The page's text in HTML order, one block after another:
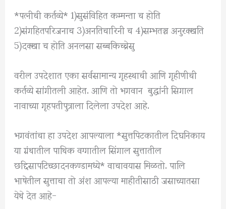
*पत्नीची कर्तव्ये* 1)सुसंविहित कम्मन्ता च होति
2)संगहितपरिजनाच 3)अनतिचारिनी च 4)सम्भतञ्च अनुरक्खति
5)दक्खा च होति अनलसा सब्बकिच्चेसु
वरील उपदेशात एका सर्वसामान्य गृहस्थाची आणि गृहीणीची
कर्तव्ये सांगीतली आहेत. आणि तो भगवान बुद्धांनी सिगाल
नावाच्या गृहपतीपुत्राला दिलेला उपदेश आहे.
भगवंतांचा हा उपदेश आपल्याला *सुत्तपिटकातील दिघनिकाय
या ग्रंथातील पाथिक वग्गातील सिंगाल सुत्तातील
छद्दिसापटिच्छादनकण्डामध्ये* वाचावयास मिळतो. पालि
भाषेतील सुत्ताचा तो अंश आपल्या माहीतीसाठी जसाच्यातसा
येथे देत आहे-